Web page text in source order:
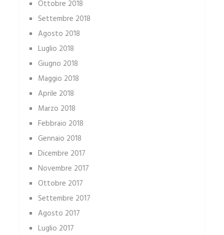
Ottobre 2018
Settembre 2018
Agosto 2018
Luglio 2018
Giugno 2018
Maggio 2018
Aprile 2018
Marzo 2018
Febbraio 2018
Gennaio 2018
Dicembre 2017
Novembre 2017
Ottobre 2017
Settembre 2017
Agosto 2017
Luglio 2017